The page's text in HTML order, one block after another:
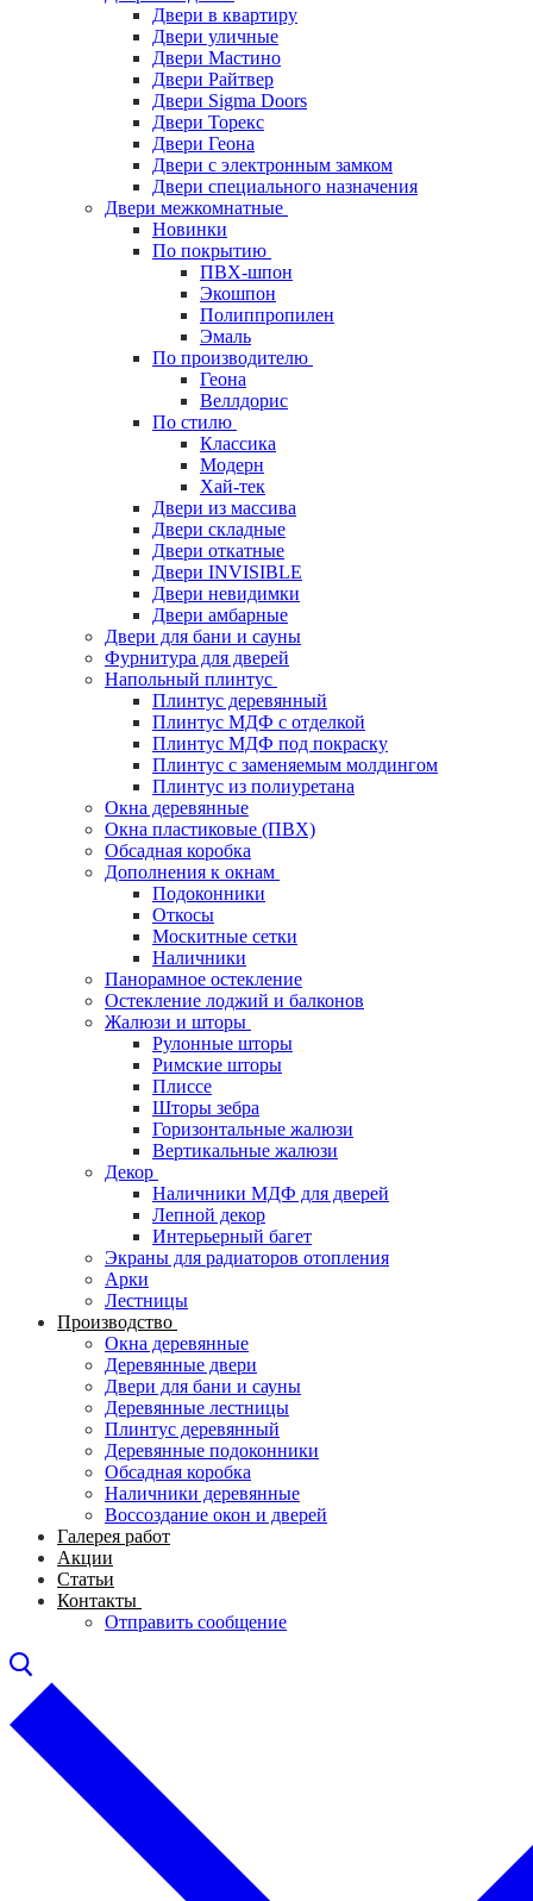
Двери в квартиру
Двери уличные
Двери Мастино
Двери Райтвер
Двери Sigma Doors
Двери Торекс
Двери Геона
Двери с электронным замком
Двери специального назначения
Двери межкомнатные
Новинки
По покрытию
ПВХ-шпон
Экошпон
Полиппропилен
Эмаль
По производителю
Геона
Веллдорис
По стилю
Классика
Модерн
Хай-тек
Двери из массива
Двери складные
Двери откатные
Двери INVISIBLE
Двери невидимки
Двери амбарные
Двери для бани и сауны
Фурнитура для дверей
Напольный плинтус
Плинтус деревянный
Плинтус МДФ с отделкой
Плинтус МДФ под покраску
Плинтус с заменяемым молдингом
Плинтус из полиуретана
Окна деревянные
Окна пластиковые (ПВХ)
Обсадная коробка
Дополнения к окнам
Подоконники
Откосы
Москитные сетки
Наличники
Панорамное остекление
Остекление лоджий и балконов
Жалюзи и шторы
Рулонные шторы
Римские шторы
Плиссе
Шторы зебра
Горизонтальные жалюзи
Вертикальные жалюзи
Декор
Наличники МДФ для дверей
Лепной декор
Интерьерный багет
Экраны для радиаторов отопления
Арки
Лестницы
Производство
Окна деревянные
Деревянные двери
Двери для бани и сауны
Деревянные лестницы
Плинтус деревянный
Деревянные подоконники
Обсадная коробка
Наличники деревянные
Воссоздание окон и дверей
Галерея работ
Акции
Статьи
Контакты
Отправить сообщение